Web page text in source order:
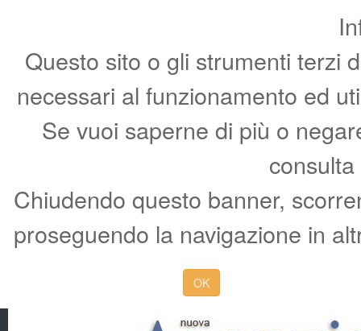
Questo sito o gli strumenti terzi
necessari al funzionamento ed
Se vuoi saperne di più o
Chiudendo questo banner,
proseguendo la navigazione in
OK